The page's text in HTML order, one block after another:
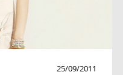
25/09/2011